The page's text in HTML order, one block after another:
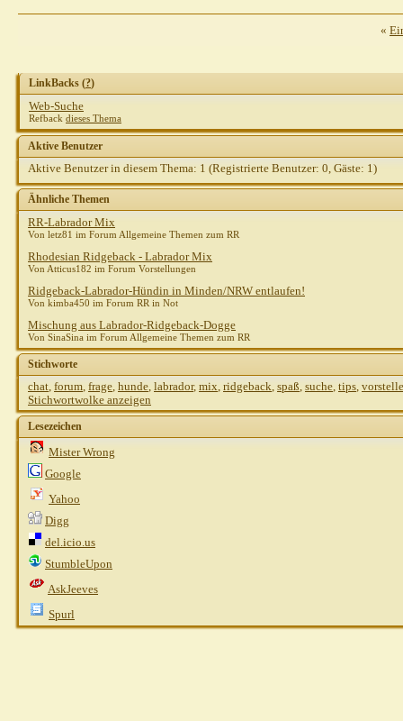
«
LinkBacks (?)
Web-Suche
Refback dieses Thema
Aktive Benutzer
Aktive Benutzer in diesem Thema: 1 (Registrierte Benutzer: 0, Gäste: 1)
Ähnliche Themen
RR-Labrador Mix
Von letz81 im Forum Allgemeine Themen zum RR
Rhodesian Ridgeback - Labrador Mix
Von Atticus182 im Forum Vorstellungen
Ridgeback-Labrador-Hündin in Minden/NRW entlaufen!
Von kimba450 im Forum RR in Not
Mischung aus Labrador-Ridgeback-Dogge
Von SinaSina im Forum Allgemeine Themen zum RR
Stichworte
chat, forum, frage, hunde, labrador, mix, ridgeback, spaß, suche, tips,
Stichwortwolke anzeigen
Lesezeichen
Mister Wrong
Google
Yahoo
Digg
del.icio.us
StumbleUpon
AskJeeves
Spurl